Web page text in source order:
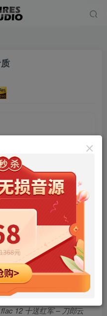
限时特惠
￥99
永久会员免费
登陆后购买，可保存购买订单
海天 – 刀郎.flac 03 手心里
寞 – 刀郎.flac 05 西出楼兰
07 高原的回忆 – 刀郎.flac
儿 – 刀郎.flac 10 大敦煌 –
12 十送红军 – 刀郎云